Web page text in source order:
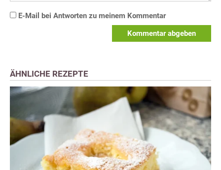
E-Mail bei Antworten zu meinem Kommentar
Kommentar abgeben
ÄHNLICHE REZEPTE